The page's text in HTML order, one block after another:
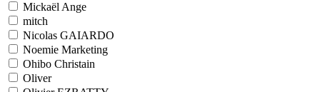
Mickaël Ange
mitch
Nicolas GAIARDO
Noemie Marketing
Ohibo Christain
Oliver